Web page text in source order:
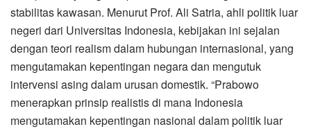
stabilitas kawasan. Menurut Prof. Ali Satria, ahli politik luar
negeri dari Universitas Indonesia, kebijakan ini sejalan
dengan teori realism dalam hubungan internasional, yang
mengutamakan kepentingan negara dan mengutuk
intervensi asing dalam urusan domestik. “Prabowo
menerapkan prinsip realistis di mana Indonesia
mengutamakan kepentingan nasional dalam politik luar